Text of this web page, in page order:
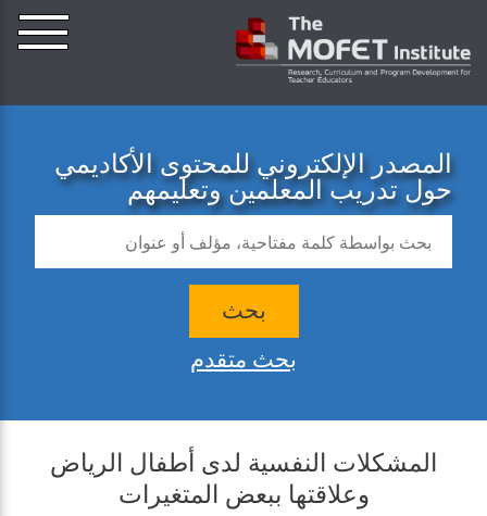
المصدر الإلكتروني للمحتوى الأكاديمي
حول تدريب المعلمين وتعليمهم
بحث
بحث متقدم
المشكلات النفسية لدى أطفال الرياض
وعلاقتها ببعض المتغيرات